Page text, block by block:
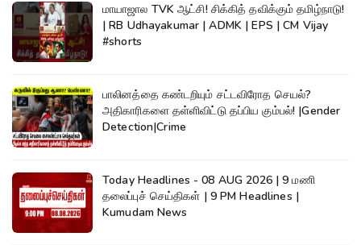
மாயாஜால TVK ஆட்சி! சிக்கித் தவிக்கும் தமிழ்நாடு!
| RB Udhayakumar | ADMK | EPS | CM Vijay
#shorts
பாலினத்தை கண்டறியும் சட்டவிரோத செயல்?
அதிகாரிகளை தள்ளிவிட்டு தப்பிய கும்பல்! |Gender
Detection|Crime
Today Headlines - 08 AUG 2026 | 9 மணி
தலைப்புச் செய்திகள் | 9 PM Headlines |
Kumudam News